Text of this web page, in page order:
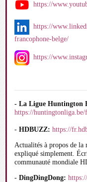
https://
https://
francophone-belge/
https://
- La Ligue Huntington
https://huntingtonliga.be/
-HDBUZZ: https://
Actualités à propos de la
expliqué simplement.
communauté mondiale
-DingDingDong: